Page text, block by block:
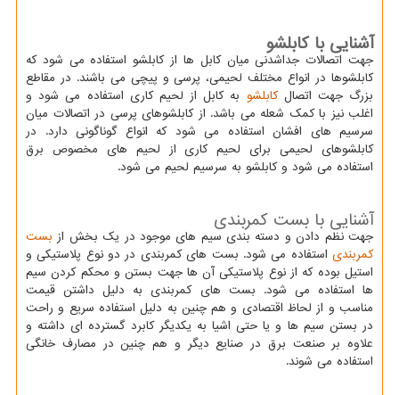
آشنایی با کابلشو
جهت اتصالات جداشدنی میان کابل ها از کابلشو استفاده می شود که
کابلشوها در انواع مختلف لحیمی، پرسی و پیچی می باشند. در مقاطع
بزرگ جهت اتصالکابلشو به کابل از لحیم کاری استفاده می شود و
اغلب نیز با کمک شعله می باشد. از کابلشوهای پرسی در اتصالات میان
سرسیم های افشان استفاده می شود که انواع گوناگونی دارد. در
کابلشوهای لحیمی برای لحیم کاری از لحیم های مخصوص برق
استفاده می شود و کابلشو به سرسیم لحیم می شود.
آشنایی با بست کمربندی
جهت نظم دادن و دسته بندی سیم های موجود در یک بخش از بست
کمربندی استفاده می شود. بست های کمربندی در دو نوع پلاستیکی و
استیل بوده که از نوع پلاستیکی آن ها جهت بستن و محکم کردن سیم
ها استفاده می شود. بست های کمربندی به دلیل داشتن قیمت
مناسب و از لحاظ اقتصادی و هم چنین به دلیل استفاده سریع و راحت
در بستن سیم ها و یا حتی اشیا به یکدیگر کابرد گسترده ای داشته و
علاوه بر صنعت برق در صنایع دیگر و هم چنین در مصارف خانگی
استفاده می شوند.